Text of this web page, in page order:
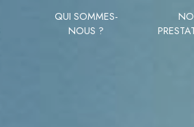
QUI SOMMES-
NOUS ?